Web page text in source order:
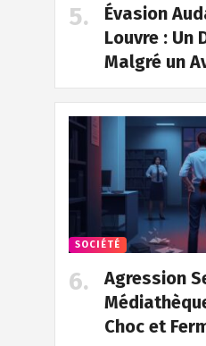
Évasion
Louvre : Un
Malgré un
SOCIÉTÉ
Agression
Choc et